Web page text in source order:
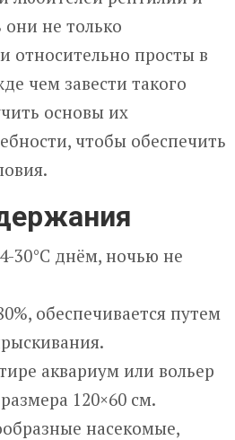
они не только
относительно просты в
чем завести такого
основы их
чтобы обеспечить
30°C днём, ночью не
обеспечивается путем
аквариум или вольер
120×60 см.
насекомые,